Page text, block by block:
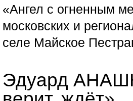
«Ангел с огненным
московских и
селе Майское
Эдуард